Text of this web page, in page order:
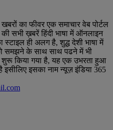
का फीवर एक समाचार वेब पोर्टल
सभी ख़बरें हिंदी भाषा में ऑनलाइन
स्टाइल ही अलग है, शुद्ध देशी भाषा में
समझने के साथ साथ पढने में भी
किया गया है, यह एक उभरता हुआ
इसका नाम न्यूज़ इंडिया 365